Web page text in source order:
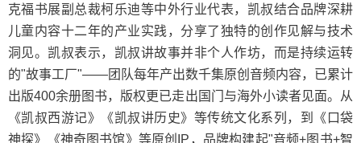
克福书展副总裁柯乐迪等中外行业代表，凯叔结合品牌深耕
儿童内容十二年的产业实践，分享了独特的创作见解与技术
洞见。凯叔表示，凯叔讲故事并非个人作坊，而是持续运转
的"故事工厂"——团队每年产出数千集原创音频内容，已累计
出版400余册图书，版权更已走出国门与海外小读者见面。从
《凯叔西游记》《凯叔讲历史》等传统文化系列，到《口袋
神探》《神奇图书馆》等原创IP，品牌构建起"音频+图书+智